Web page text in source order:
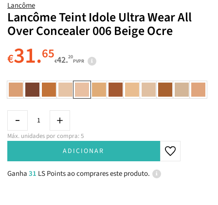
Lancôme
Lancôme Teint Idole Ultra Wear All
Over Concealer 006 Beige Ocre
€31.65€42.20
PVPR
Máx. unidades por compra: 5
ADICIONAR
Ganha31 LS Points ao comprares este produto.